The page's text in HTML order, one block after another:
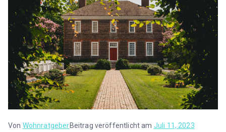
Von WohnratgeberBeitrag veröffentlicht am Juli 11, 2023